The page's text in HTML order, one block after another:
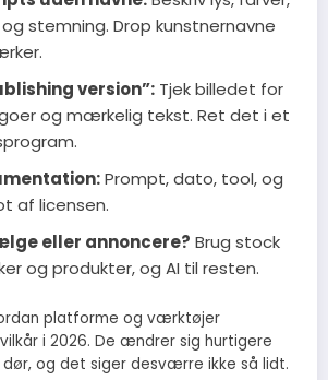
stemning. Drop kunstnernavne
version”:Tjek billedet for
og mærkelig tekst. Ret det i et
Prompt, dato, tool, og
af licensen.
eller annoncere? Brug stock
og produkter, og AI til resten.
platforme og værktøjer
i 2026. De ændrer sig hurtigere
og det siger desværre ikke så lidt.